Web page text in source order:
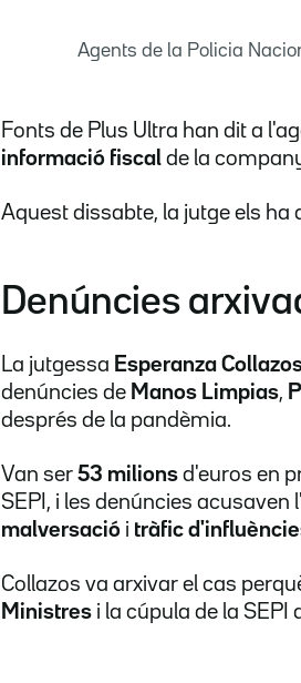
Agents de la Policia
Fonts de Plus Ultra han dit a
informació fiscal de la
Aquest dissabte, la jutge els
Denúncies
La jutgessa Esperanza
denúncies de Manos Limpias,
després de la pandèmia.
Van ser 53 milions d'euros en
SEPI, i les denúncies
malversació i tràfic
Collazos va arxivar el cas
Ministres i la cúpula de la SEPI